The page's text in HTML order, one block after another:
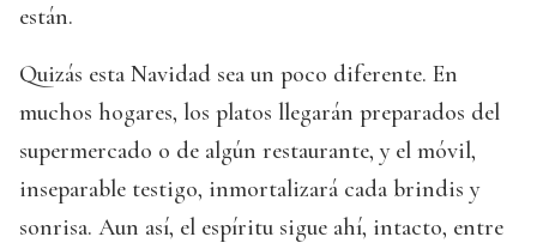
están.
Quizás esta Navidad sea un poco diferente. En
muchos hogares, los platos llegarán preparados del
supermercado o de algún restaurante, y el móvil,
inseparable testigo, inmortalizará cada brindis y
sonrisa. Aun así, el espíritu sigue ahí, intacto, entre